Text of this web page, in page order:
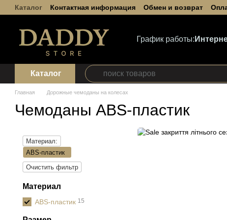
Перейти к основному контенту
Каталог Контактная информация Обмен и возврат
Пользовательское соглашение
График работы:
Каталог
Главная Дорожные чемоданы на колесах
Чемоданы ABS-пластик
Материал:
ABS-пластик
Очистить фильтр
Материал
ABS-пластик 15